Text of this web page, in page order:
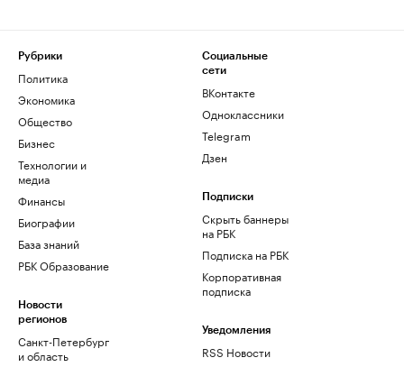
Рубрики
Политика
Экономика
Общество
Бизнес
Технологии и
медиа
Финансы
Биографии
База знаний
РБК Образование
Новости
регионов
Санкт-Петербург
и область
Социальные
сети
ВКонтакте
Одноклассники
Telegram
Дзен
Подписки
Скрыть баннеры
на РБК
Подписка на РБК
Корпоративная
подписка
Уведомления
RSS Новости